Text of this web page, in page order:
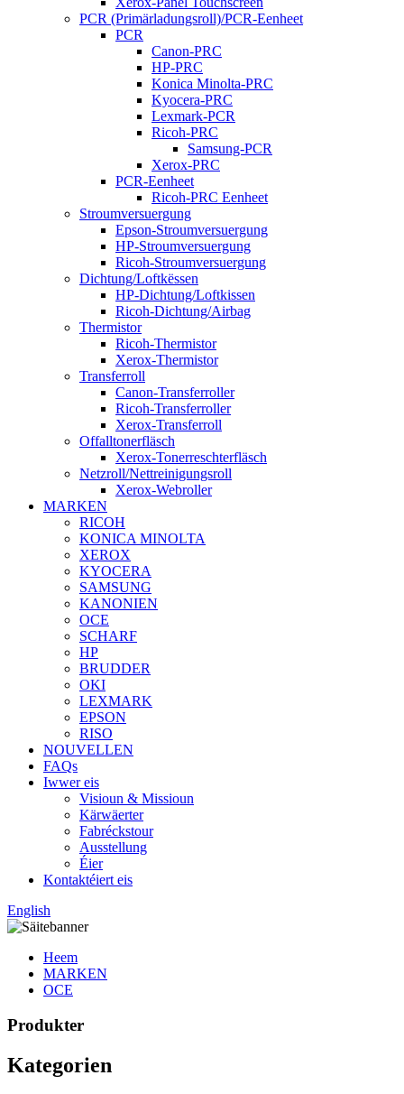
PCR (Primärladungsroll)/PCR-Eenheet
PCR
Canon-PRC
HP-PRC
Konica Minolta-PRC
Kyocera-PRC
Lexmark-PCR
Ricoh-PRC
Samsung-PCR
Xerox-PRC
PCR-Eenheet
Ricoh-PRC Eenheet
Stroumversuergung
Epson-Stroumversuergung
HP-Stroumversuergung
Ricoh-Stroumversuergung
Dichtung/Loftkëssen
HP-Dichtung/Loftkissen
Ricoh-Dichtung/Airbag
Thermistor
Ricoh-Thermistor
Xerox-Thermistor
Transferroll
Canon-Transferroller
Ricoh-Transferroller
Xerox-Transferroll
Offalltonerfläsch
Xerox-Tonerreschterfläsch
Netzroll/Nettreinigungsroll
Xerox-Webroller
MARKEN
RICOH
KONICA MINOLTA
XEROX
KYOCERA
SAMSUNG
KANONIEN
OCE
SCHARF
HP
BRUDDER
OKI
LEXMARK
EPSON
RISO
NOUVELLEN
FAQs
Iwwer eis
Visioun & Missioun
Kärwäerter
Fabréckstour
Ausstellung
Éier
Kontaktéiert eis
English
Heem
MARKEN
OCE
Produkter
Kategorien